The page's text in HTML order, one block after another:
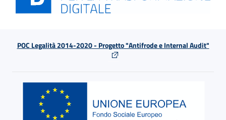
POC Legalità 2014-2020 - Progetto "Antifrode e Internal Audit"